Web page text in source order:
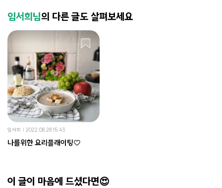
임서희님의 다른 글도 살펴보세요
임서희 2022.08.28 15:43
나를위한 요리플래이팅♡
이 글이 마음에 드셨다면😍